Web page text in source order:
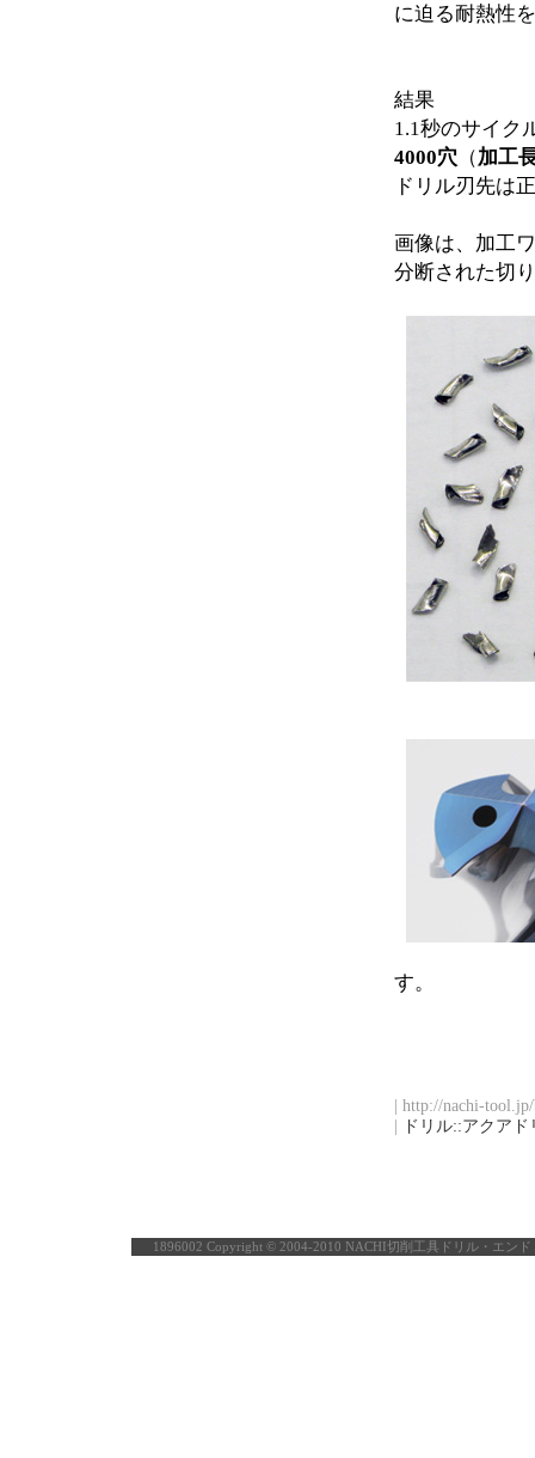
に迫る耐熱性
結果
1.1秒のサイク
4000穴 （加工
ドリル刃先は
画像は、加工
分断された切
す。
| http://nachi-
ドリル::アクア
1896002 Copyright © 2004-2010 NACHI切削工具ドリル・エン